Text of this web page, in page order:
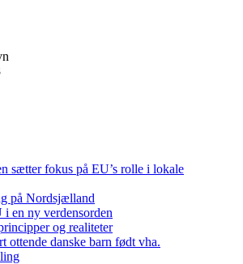
sætter fokus på EU’s rolle i lokale
på Nordsjælland
en ny verdensorden
og realiteter
ottende danske barn født vha.